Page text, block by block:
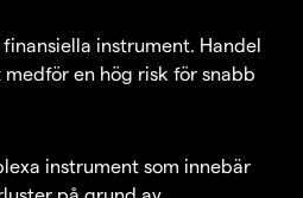
instrument. Handel
en hög risk för snabb
instrument som innebär